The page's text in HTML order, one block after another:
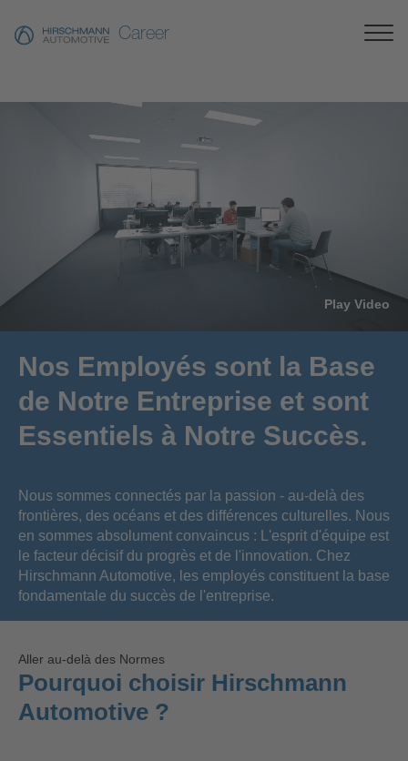
Career
Nos Employés sont la Base
de Notre Entreprise et sont
Essentiels à Notre Succès.
Nous sommes connectés par la passion - au-delà des
frontières, des océans et des différences culturelles. Nous
en sommes absolument convaincus : L'esprit d'équipe est
le facteur décisif du progrès et de l'innovation. Chez
Hirschmann Automotive, les employés constituent la base
fondamentale du succès de l'entreprise.
Play Video
Aller au-delà des Normes
Pourquoi choisir Hirschmann
Automotive ?